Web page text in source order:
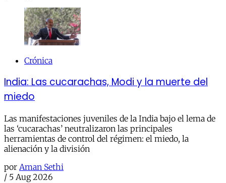
Crónica
India: Las cucarachas, Modi y la muerte del
miedo
Las manifestaciones juveniles de la India bajo el lema de
las ‘cucarachas’ neutralizaron las principales
herramientas de control del régimen: el miedo, la
alienación y la división
por Aman Sethi
/ 5 Aug 2026